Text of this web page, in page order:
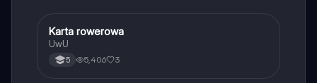
KTechnika
Karta rowerowa
UwU
5 5,406 3